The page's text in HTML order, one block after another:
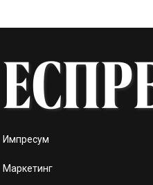
Импресум
Маркетинг